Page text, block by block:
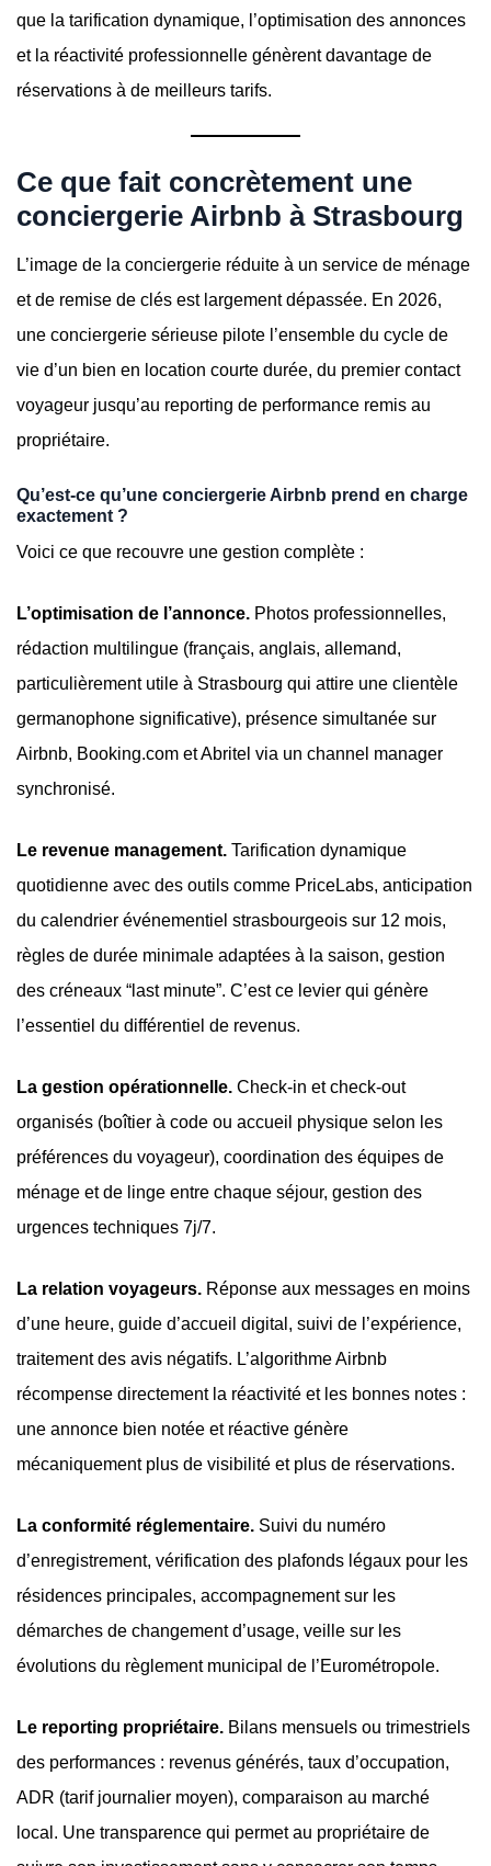
que la tarification dynamique, l’optimisation des annonces
et la réactivité professionnelle génèrent davantage de
réservations à de meilleurs tarifs.
Ce que fait concrètement une
conciergerie Airbnb à Strasbourg
L’image de la conciergerie réduite à un service de ménage
et de remise de clés est largement dépassée. En 2026,
une conciergerie sérieuse pilote l’ensemble du cycle de
vie d’un bien en location courte durée, du premier contact
voyageur jusqu’au reporting de performance remis au
propriétaire.
Qu’est-ce qu’une conciergerie Airbnb prend en charge
exactement ?
Voici ce que recouvre une gestion complète :
L’optimisation de l’annonce. Photos professionnelles,
rédaction multilingue (français, anglais, allemand,
particulièrement utile à Strasbourg qui attire une clientèle
germanophone significative), présence simultanée sur
Airbnb, Booking.com et Abritel via un channel manager
synchronisé.
Le revenue management. Tarification dynamique
quotidienne avec des outils comme PriceLabs, anticipation
du calendrier événementiel strasbourgeois sur 12 mois,
règles de durée minimale adaptées à la saison, gestion
des créneaux “last minute”. C’est ce levier qui génère
l’essentiel du différentiel de revenus.
La gestion opérationnelle. Check-in et check-out
organisés (boîtier à code ou accueil physique selon les
préférences du voyageur), coordination des équipes de
ménage et de linge entre chaque séjour, gestion des
urgences techniques 7j/7.
La relation voyageurs. Réponse aux messages en moins
d’une heure, guide d’accueil digital, suivi de l’expérience,
traitement des avis négatifs. L’algorithme Airbnb
récompense directement la réactivité et les bonnes notes :
une annonce bien notée et réactive génère
mécaniquement plus de visibilité et plus de réservations.
La conformité réglementaire. Suivi du numéro
d’enregistrement, vérification des plafonds légaux pour les
résidences principales, accompagnement sur les
démarches de changement d’usage, veille sur les
évolutions du règlement municipal de l’Eurométropole.
Le reporting propriétaire. Bilans mensuels ou trimestriels
des performances : revenus générés, taux d’occupation,
ADR (tarif journalier moyen), comparaison au marché
local. Une transparence qui permet au propriétaire de